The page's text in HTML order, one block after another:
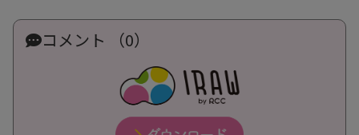
コメント （0）